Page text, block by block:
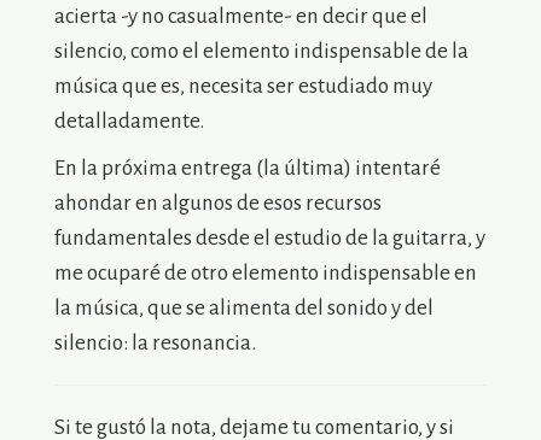
acierta -y no casualmente- en decir que el
silencio, como el elemento indispensable de la
música que es, necesita ser estudiado muy
detalladamente.
En la próxima entrega (la última) intentaré
ahondar en algunos de esos recursos
fundamentales desde el estudio de la guitarra, y
me ocuparé de otro elemento indispensable en
la música, que se alimenta del sonido y del
silencio: la resonancia.
Si te gustó la nota, dejame tu comentario, y si